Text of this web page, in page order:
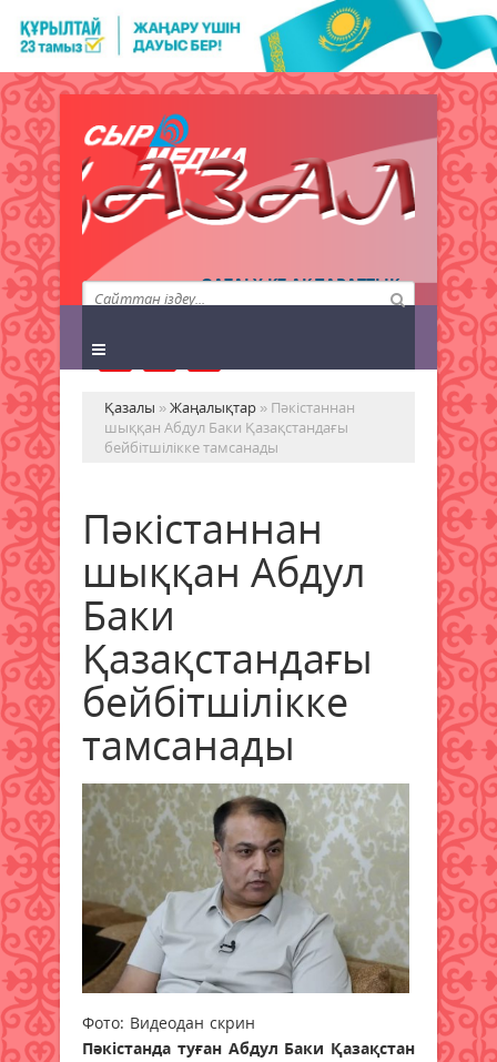
QAZALY.KZ АҚПАРАТТЫҚ
АГЕНТТІГІ
Қазалы »Жаңалықтар » Пәкістаннан
шыққан Абдул Баки Қазақстандағы
бейбітшілікке тамсанады
Пәкістаннан
шыққан Абдул
Баки
Қазақстандағы
бейбітшілікке
тамсанады
Фото: Видеодан скрин
Пәкістанда туған Абдул Баки Қазақстан